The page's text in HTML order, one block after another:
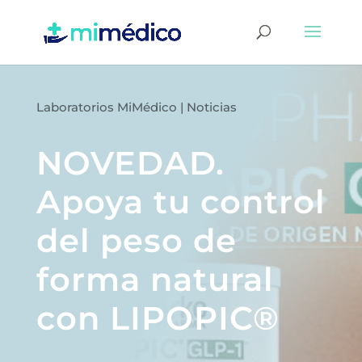
Laboratorios MiMédico | Noticias
NOVEDAD.
Apoya tu control
del peso de
forma natural
con LIPOPIC®